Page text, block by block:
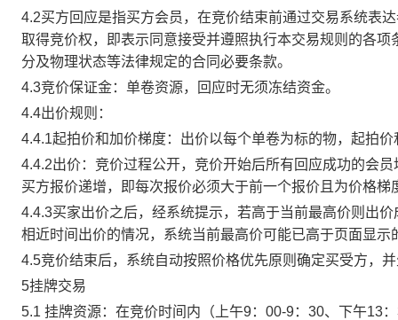
4.2买方回应是指买方会员，在竞价结束前通过交易系统表
取得竞价权，即表示同意接受并遵照执行本交易规则的各
分及物理状态等法律规定的合同必要条款。
4.3竞价保证金：单卷资源，回应时无须冻结资金。
4.4出价规则：
4.4.1起拍价和加价梯度：出价以每个单卷为标的物，起拍
4.4.2出价：竞价过程公开，竞价开始后所有回应成功的会
买方报价递增，即每次报价必须大于前一个报价且为价格
4.4.3买家出价之后，经系统提示，若高于当前最高价则出
相近时间出价的情况，系统当前最高价可能已高于页面显示
4.5竞价结束后，系统自动按照价格优先原则确定买受方，
5挂牌交易
5.1 挂牌资源：在竞价时间内（上午9：00-9：30、下午13